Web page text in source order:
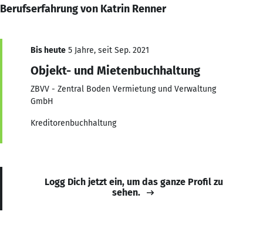
Berufserfahrung von Katrin Renner
Bis heute 5 Jahre, seit Sep. 2021
Objekt- und Mietenbuchhaltung
ZBVV - Zentral Boden Vermietung und Verwaltung
GmbH
Kreditorenbuchhaltung
Logg Dich jetzt ein, um das ganze Profil zu
sehen.